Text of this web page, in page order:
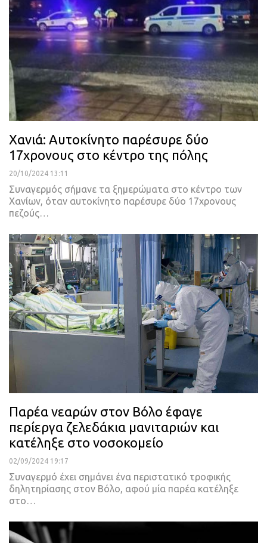
Χανιά: Αυτοκίνητο παρέσυρε δύο
17χρονους στο κέντρο της πόλης
20/10/2024 13:11
Συναγερμός σήμανε τα ξημερώματα στο κέντρο των
Χανίων, όταν αυτοκίνητο παρέσυρε δύο 17χρονους
πεζούς…
Παρέα νεαρών στον Βόλο έφαγε
περίεργα ζελεδάκια μανιταριών και
κατέληξε στο νοσοκομείο
02/09/2024 19:17
Συναγερμό έχει σημάνει ένα περιστατικό τροφικής
δηλητηρίασης στον Βόλο, αφού μία παρέα κατέληξε
στο…